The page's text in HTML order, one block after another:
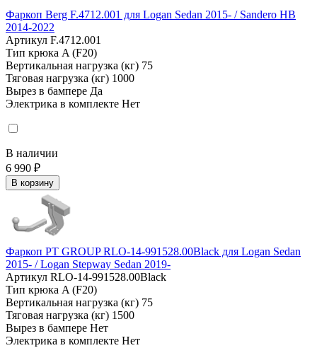
Фаркоп Berg F.4712.001 для Logan Sedan 2015- / Sandero HB
2014-2022
Артикул F.4712.001
Тип крюка A (F20)
Вертикальная нагрузка (кг) 75
Тяговая нагрузка (кг) 1000
Вырез в бампере Да
Электрика в комплекте Нет
В наличии
6 990 ₽
В корзину
Фаркоп PT GROUP RLO-14-991528.00Black для Logan Sedan
2015- / Logan Stepway Sedan 2019-
Артикул RLO-14-991528.00Black
Тип крюка A (F20)
Вертикальная нагрузка (кг) 75
Тяговая нагрузка (кг) 1500
Вырез в бампере Нет
Электрика в комплекте Нет